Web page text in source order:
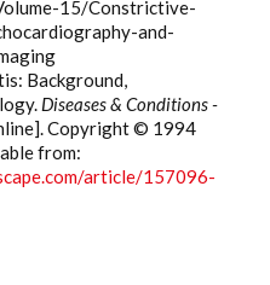
15/Constrictive-
and-
Background,
Diseases & Conditions -
Copyright © 1994
from:
article/157096-